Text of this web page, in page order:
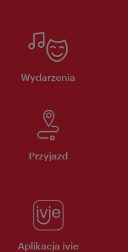
Wydarzenia
Przyjazd
Aplikacja ivie